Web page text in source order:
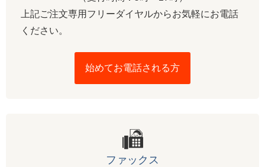
上記ご注文専用フリーダイヤルからお気軽にお電話
ください。
始めてお電話される方
ファックス